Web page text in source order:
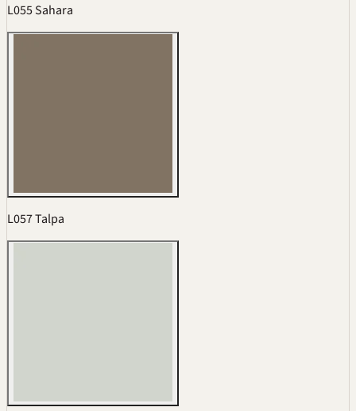
L055 Sahara
L057 Talpa